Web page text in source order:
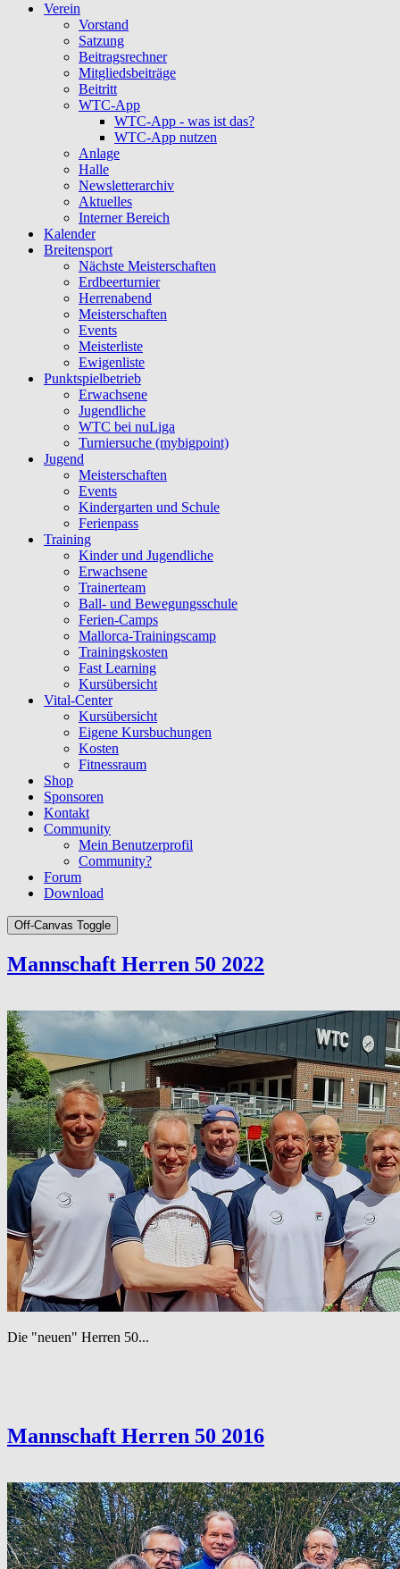
Verein
Vorstand
Satzung
Beitragsrechner
Mitgliedsbeiträge
Beitritt
WTC-App
WTC-App - was ist das?
WTC-App nutzen
Anlage
Halle
Newsletterarchiv
Aktuelles
Interner Bereich
Kalender
Breitensport
Nächste Meisterschaften
Erdbeerturnier
Herrenabend
Meisterschaften
Events
Meisterliste
Ewigenliste
Punktspielbetrieb
Erwachsene
Jugendliche
WTC bei nuLiga
Turniersuche (mybigpoint)
Jugend
Meisterschaften
Events
Kindergarten und Schule
Ferienpass
Training
Kinder und Jugendliche
Erwachsene
Trainerteam
Ball- und Bewegungsschule
Ferien-Camps
Mallorca-Trainingscamp
Trainingskosten
Fast Learning
Kursübersicht
Vital-Center
Kursübersicht
Eigene Kursbuchungen
Kosten
Fitnessraum
Shop
Sponsoren
Kontakt
Community
Mein Benutzerprofil
Community?
Forum
Download
Off-Canvas Toggle
Mannschaft Herren 50 2022
Die "neuen" Herren 50...
Mannschaft Herren 50 2016